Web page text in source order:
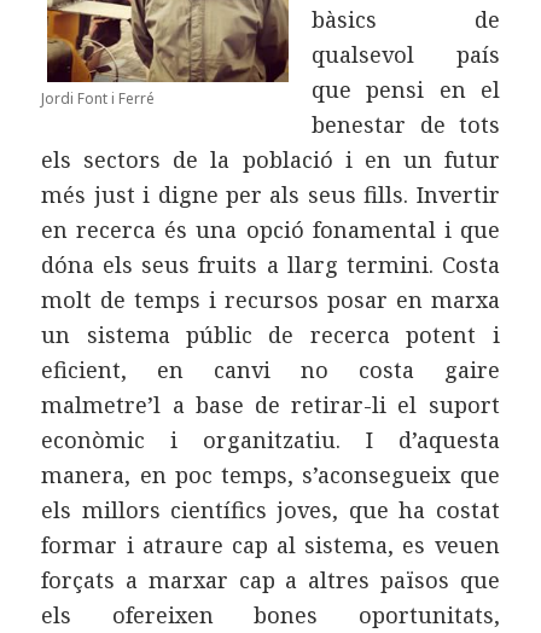
Jordi Font i Ferré
bàsics de
qualsevol país
que pensi en el
benestar de tots
els sectors de la població i en un futur
més just i digne per als seus fills. Invertir
en recerca és una opció fonamental i que
dóna els seus fruits a llarg termini. Costa
molt de temps i recursos posar en marxa
un sistema públic de recerca potent i
eficient, en canvi no costa gaire
malmetre’l a base de retirar-li el suport
econòmic i organitzatiu. I d’aquesta
manera, en poc temps, s’aconsegueix que
els millors científics joves, que ha costat
formar i atraure cap al sistema, es veuen
forçats a marxar cap a altres països que
els ofereixen bones oportunitats,